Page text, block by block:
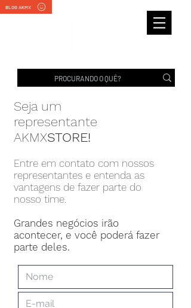
BLOG AKMX
Seja um
representante
AKMXSTORE!
Entre em contato com nossos
representantes e entenda as
vantagens de fazer parte do
nosso time.
Grandes negócios irão
acontecer, e você poderá fazer
parte deles.